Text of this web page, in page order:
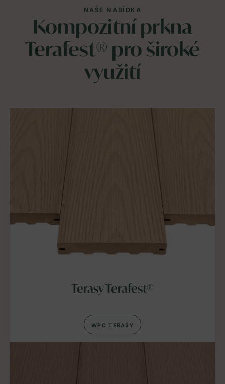
NAŠE NABÍDKA
Kompozitní prkna
Terafest® pro široké
využití
Terasy Terafest®
WPC TERASY